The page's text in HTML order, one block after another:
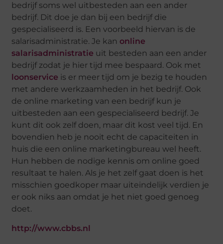
bedrijf soms wel uitbesteden aan een ander
bedrijf. Dit doe je dan bij een bedrijf die
gespecialiseerd is. Een voorbeeld hiervan is de
salarisadministratie. Je kanonline
salarisadministratie uit besteden aan een ander
bedrijf zodat je hier tijd mee bespaard. Ook met
loonservice is er meer tijd om je bezig te houden
met andere werkzaamheden in het bedrijf. Ook
de online marketing van een bedrijf kun je
uitbesteden aan een gespecialiseerd bedrijf. Je
kunt dit ook zelf doen, maar dit kost veel tijd. En
bovendien heb je nooit echt de capaciteiten in
huis die een online marketingbureau wel heeft.
Hun hebben de nodige kennis om online goed
resultaat te halen. Als je het zelf gaat doen is het
misschien goedkoper maar uiteindelijk verdien je
er ook niks aan omdat je het niet goed genoeg
doet.
http://www.cbbs.nl